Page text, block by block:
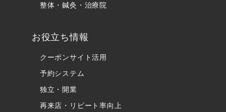
整体・鍼灸・治療院
お役立ち情報
クーポンサイト活用
予約システム
独立・開業
再来店・リピート率向上